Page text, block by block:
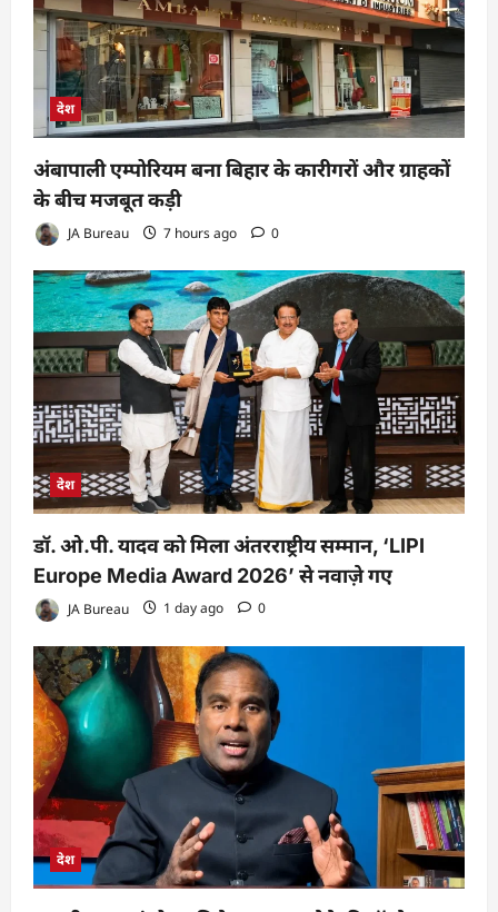
देश
अंबापाली एम्पोरियम बना बिहार के कारीगरों और ग्राहकों
के बीच मजबूत कड़ी
JA Bureau 7 hours ago 0
देश
डॉ. ओ.पी. यादव को मिला अंतरराष्ट्रीय सम्मान, ‘LIPI
Europe Media Award 2026’ से नवाज़े गए
JA Bureau 1 day ago 0
देश